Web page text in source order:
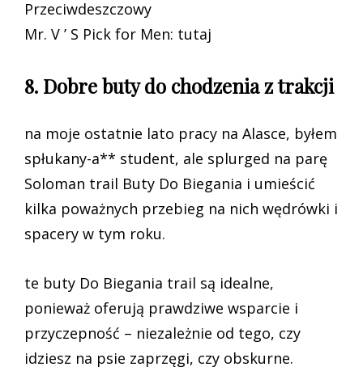
Mr. V ’ S Pick for Men: tutaj
8. Dobre buty do chodzenia z trakcji
na moje ostatnie lato pracy na Alasce, byłem
spłukany-a** student, ale splurged na parę
Soloman trail Buty Do Biegania i umieścić
kilka poważnych przebieg na nich wędrówki i
spacery w tym roku.
te buty Do Biegania trail są idealne,
ponieważ oferują prawdziwe wsparcie i
przyczepność – niezależnie od tego, czy
idziesz na psie zaprzęgi, czy obskurne.